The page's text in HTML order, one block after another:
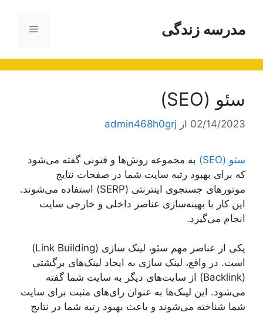
محتوامدرسه زندگی فهرست
سئو (SEO)
02/14/2023 از admin468h0grj
سئو (SEO)
به مجموعه روش‌ها و فنونی گفته می‌شود
که برای بهبود رتبه سایت شما در صفحات نتایج
موتورهای جستجوی اینترنتی (SERP) استفاده می‌شوند.
این کار با بهینه‌سازی عناصر داخلی و خارجی سایت
انجام می‌گیرد.
یکی از عناصر مهم سئو، لینک سازی (Link Building)
است. در واقع، لینک سازی به ایجاد لینک‌های برگشتی
(Backlink) از سایت‌های دیگر به سایت شما گفته
می‌شود. این لینک‌ها به عنوان رای‌های مثبت برای سایت
شما شناخته می‌شوند و باعث بهبود رتبه شما در نتایج